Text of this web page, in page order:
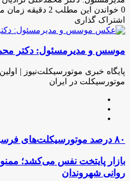
0 خواندن این مطلب 2 دقیقه زمان میبرد
اشتراک گذاری
فیس
توئیتر
لینکدین
واتس
تلگرام
اشتراک
از
ایمیل
چاپ
موسس و مدیرمسئول: دکتر
پایگاه خبری موتورسیکلت‌نیوز |
موتورسیکلت در ایران
۸۰
موتورسیکلت‌های
فرسوده
کاربراتوری
۸۰ درصد موتورسیکلت‌های فرسوده کاربراتوری هستند
بازار
پایتخت
بازار پایتخت نفس می‌کشد؛
روانی شهروندان